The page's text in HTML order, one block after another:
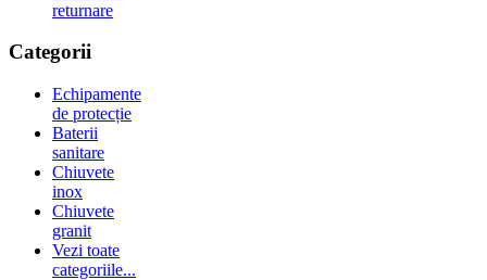
returnare
Categorii
Echipamente
de protecție
Baterii
sanitare
Chiuvete
inox
Chiuvete
granit
Vezi toate
categoriile...